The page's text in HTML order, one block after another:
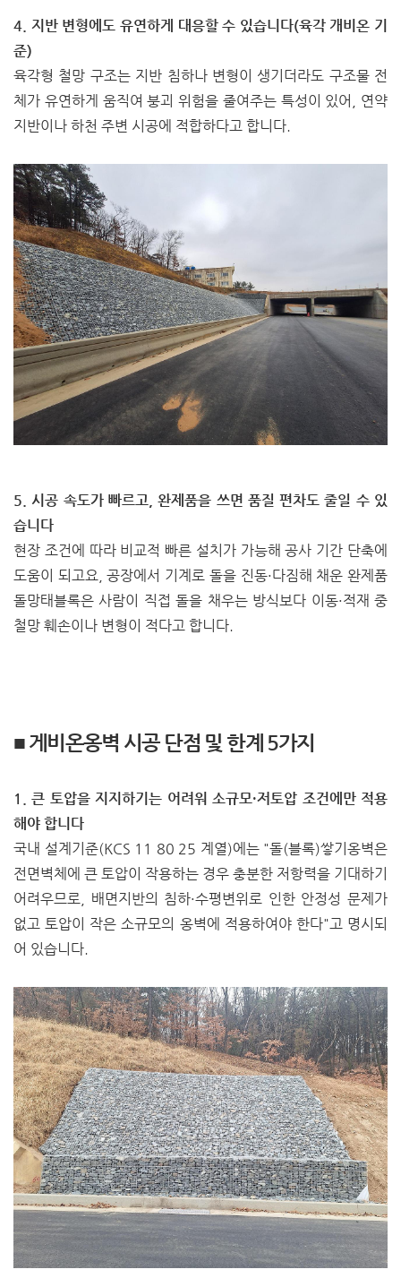
4. 지반 변형에도 유연하게 대응할 수 있습니다(육각 개비온 기
준)
육각형 철망 구조는 지반 침하나 변형이 생기더라도 구조물 전
체가 유연하게 움직여 붕괴 위험을 줄여주는 특성이 있어, 연약
지반이나 하천 주변 시공에 적합하다고 합니다.
5. 시공 속도가 빠르고, 완제품을 쓰면 품질 편차도 줄일 수 있
습니다
현장 조건에 따라 비교적 빠른 설치가 가능해 공사 기간 단축에
도움이 되고요, 공장에서 기계로 돌을 진동·다짐해 채운 완제품
돌망태블록은 사람이 직접 돌을 채우는 방식보다 이동·적재 중
철망 훼손이나 변형이 적다고 합니다.
■ 게비온옹벽 시공 단점 및 한계 5가지
1. 큰 토압을 지지하기는 어려워 소규모·저토압 조건에만 적용
해야 합니다
국내 설계기준(KCS 11 80 25 계열)에는 "돌(블록)쌓기옹벽은
전면벽체에 큰 토압이 작용하는 경우 충분한 저항력을 기대하기
어려우므로, 배면지반의 침하·수평변위로 인한 안정성 문제가
없고 토압이 작은 소규모의 옹벽에 적용하여야 한다"고 명시되
어 있습니다.